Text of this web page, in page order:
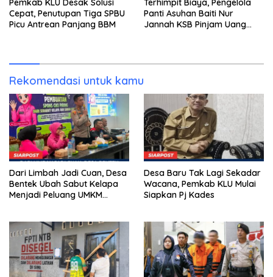
Pemkab KLU Desak Solusi
Cepat, Penutupan Tiga SPBU
Picu Antrean Panjang BBM
Terhimpit Biaya, Pengelola
Panti Asuhan Baiti Nur
Jannah KSB Pinjam Uang
Rekomendasi untuk kamu
Dari Limbah Jadi Cuan, Desa
Bentek Ubah Sabut Kelapa
Menjadi Peluang UMKM
Desa Baru Tak Lagi Sekadar
Wacana, Pemkab KLU Mulai
Siapkan Pj Kades